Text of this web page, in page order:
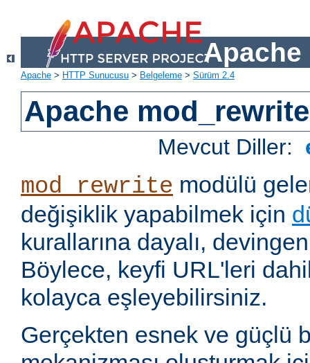
Apache
Apache > HTTP Sunucusu > Belgeleme > Sürüm 2.4
Apache mod_rewrite
Mevcut Diller:
mod_rewrite modülü
değişiklik yapabilmek için
kurallarına dayalı,
Böylece, keyfi URL'leri
kolayca eşleyebilirsiniz.
Gerçekten esnek ve güçlü